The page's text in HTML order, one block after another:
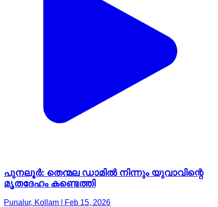
പുനലൂർ: തെന്മല ഡാമിൽ നിന്നും യുവാവിന്റെ
മൃതദേഹം കണ്ടെത്തി
Punalur, Kollam | Feb 15, 2026